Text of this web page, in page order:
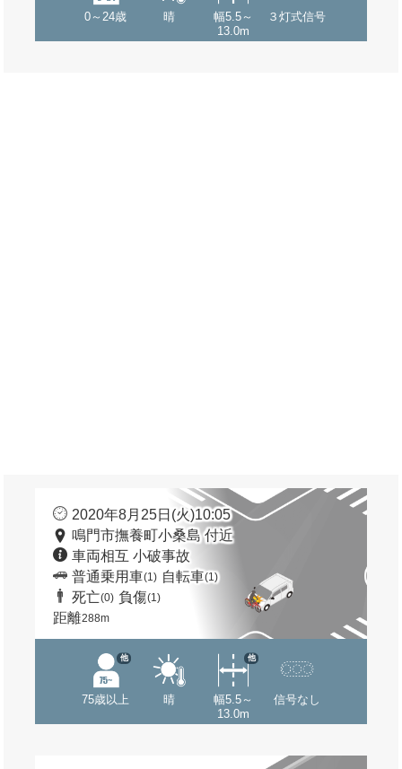
0～24歳 晴
幅5.5～
13.0m
３灯式信号
2020年8月25日(火)10:05
鳴門市撫養町小桑島 付近
車両相互 小破事故
普通乗用車(1) 自転車(1)
死亡(0) 負傷(1)
距離288m
75歳以上
他
晴
幅5.5～
13.0m
他
信号なし